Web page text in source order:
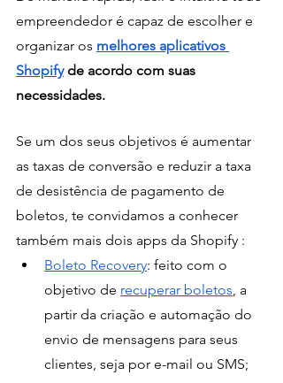
empreendedor é capaz de escolher e
organizar os melhores aplicativos
Shopify de acordo com suas
necessidades.
Se um dos seus objetivos é aumentar
as taxas de conversão e reduzir a taxa
de desistência de pagamento de
boletos, te convidamos a conhecer
também mais dois apps da Shopify :
Boleto Recovery: feito com o
objetivo de recuperar boletos , a
partir da criação e automação do
envio de mensagens para seus
clientes, seja por e-mail ou SMS;